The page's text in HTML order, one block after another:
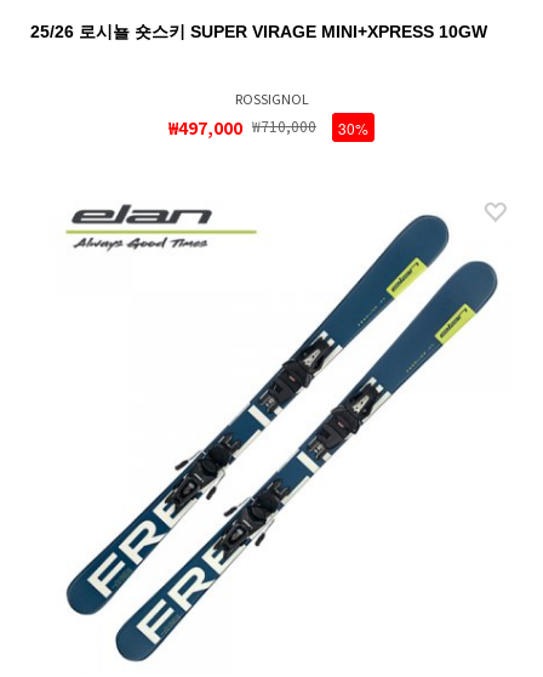
25/26 로시뇰 숏스키 SUPER VIRAGE MINI+XPRESS 10GW
ROSSIGNOL
₩497,000 ₩710,000 30%